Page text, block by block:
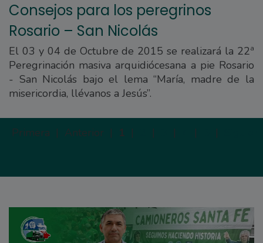
Consejos para los peregrinos
Rosario – San Nicolás
El 03 y 04 de Octubre de 2015 se realizará la 22ª
Peregrinación masiva arquidiócesana a pie Rosario
- San Nicolás bajo el lema “María, madre de la
misericordia, llévanos a Jesús”.
Primera | Anterior | 1 | | | | |